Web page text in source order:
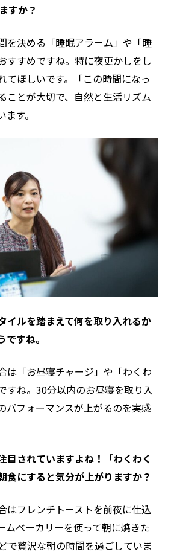
すか？
を決める「睡眠アラーム」や「睡
すすめですね。特に夜更かしをし
てほしいです。「この時間になっ
ことが大切で、自然と生活リズム
す。
ルを踏まえて何を取り入れるか
すね。
は「お昼寝チャージ」や「わくわ
すね。30分以内のお昼寝を取り入
パフォーマンスが上がるのを実感
されていますよね！「わくわく
食にすると気分が上がりますか？
はフレンチトーストを前夜に仕込
ムベーカリーを使って朝に焼きた
で贅沢な朝の時間を過ごしていま